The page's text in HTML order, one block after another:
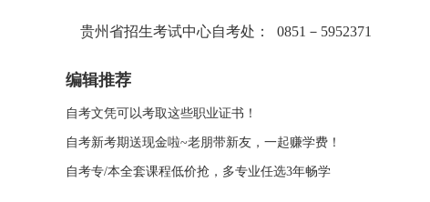
贵州省招生考试中心自考处： 0851－5952371
编辑推荐
自考文凭可以考取这些职业证书！
自考新考期送现金啦~老朋带新友，一起赚学费！
自考专/本全套课程低价抢，多专业任选3年畅学